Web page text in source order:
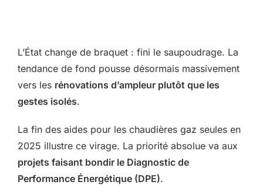
L’État change de braquet : fini le saupoudrage. La
tendance de fond pousse désormais massivement
vers les rénovations d’ampleur plutôt que les
gestes isolés.
La fin des aides pour les chaudières gaz seules en
2025 illustre ce virage. La priorité absolue va aux
projets faisant bondir le Diagnostic de
Performance Énergétique (DPE).